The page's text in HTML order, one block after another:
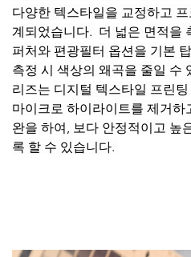
다양한 텍스타일을 교정하고
계되었습니다. 더 넓은 면적을
퍼처와 편광필터 옵션을 기본
측정 시 색상의 왜곡을 줄일 수
리즈는 디지털 텍스타일 프린팅
마이크로 하이라이트를 제거하
완을 하여, 보다 안정적이고 높
록 할 수 있습니다.